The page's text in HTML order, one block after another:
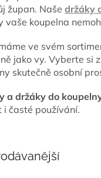
župan. Naše držáky
vaše koupelna
ve svém
jako vy. Vyberte si
skutečně osobní
a držáky do
i časté používání.